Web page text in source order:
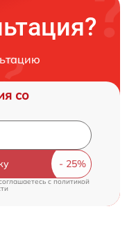
со
cполитикой